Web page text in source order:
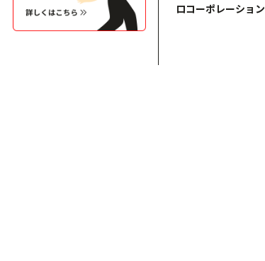
ロコーポレーション